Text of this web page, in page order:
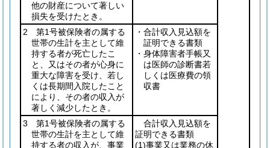
他の財産について著しい
損失を受けたとき。
2 第1号被保険者の属する
世帯の生計を主として維
持する者が死亡したこ
と、又はその者が心身に
重大な障害を受け、若し
くは長期間入院したこと
により、その者の収入が
著しく減少したとき。
・合計収入見込額を
証明できる書類
・身体障害者手帳又
は医師の診断書若
しくは医療費の領
収書
3 第1号被保険者の属する
世帯の生計を主として維
持する者の収入が、事業
合計収入見込額を
証明できる書類
(1)事業又は業務の休